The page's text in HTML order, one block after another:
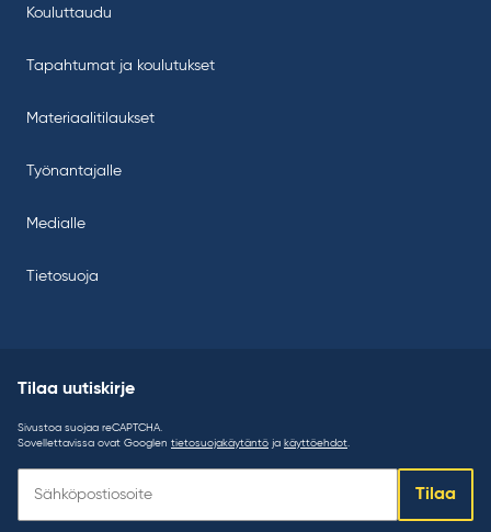
Kouluttaudu
Tapahtumat ja koulutukset
Materiaalitilaukset
Työnantajalle
Medialle
Tietosuoja
Tilaa uutiskirje
Sivustoa suojaa reCAPTCHA.
Sovellettavissa ovat Googlen tietosuojakäytäntö ja käyttöehdot.
uutiskirje:
Tilaa